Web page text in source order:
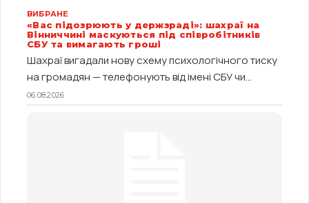
ВИБРАНЕ
«Вас підозрюють у держзраді»: шахраї на
Вінниччині маскуються під співробітників
СБУ та вимагають гроші
Шахраї вигадали нову схему психологічного тиску
на громадян — телефонують від імені СБУ чи...
06.08.2026